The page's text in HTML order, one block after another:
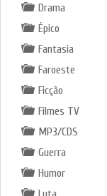
Drama
Épico
Fantasia
Faroeste
Ficção
Filmes TV
MP3/CDS
Guerra
Humor